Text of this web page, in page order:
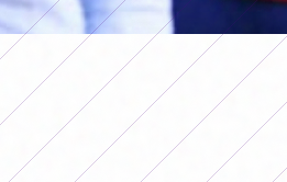
LA FECHA 7 DEL
FEMENINO